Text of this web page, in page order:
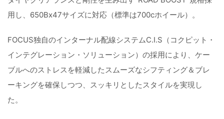
用し、650Bx47サイズに対応（標準は700cホイール）。
FOCUS独自のインターナル配線システムC.I.S（コクピット・
インテグレーション・ソリューション）の採用により、ケー
ブルへのストレスを軽減したスムーズなシフティング＆ブレ
ーキングを確保しつつ、スッキリとしたスタイルを実現し
た。